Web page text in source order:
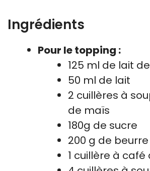
Ingrédients
Pour le topping :
125 ml de lait
50 ml de lait
2 cuillères à
de maïs
180g de sucre
200 g de
1 cuillère à